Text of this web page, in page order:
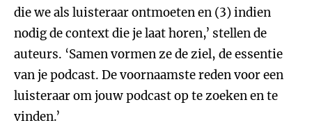
die we als luisteraar ontmoeten en (3) indien
nodig de context die je laat horen,’ stellen de
auteurs. ‘Samen vormen ze de ziel, de essentie
van je podcast. De voornaamste reden voor een
luisteraar om jouw podcast op te zoeken en te
vinden.’